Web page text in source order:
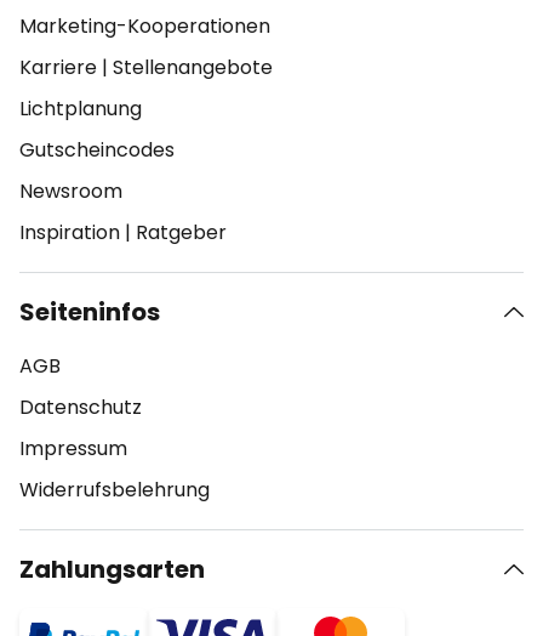
Marketing-Kooperationen
Karriere | Stellenangebote
Lichtplanung
Gutscheincodes
Newsroom
Inspiration | Ratgeber
Seiteninfos
AGB
Datenschutz
Impressum
Widerrufsbelehrung
Zahlungsarten